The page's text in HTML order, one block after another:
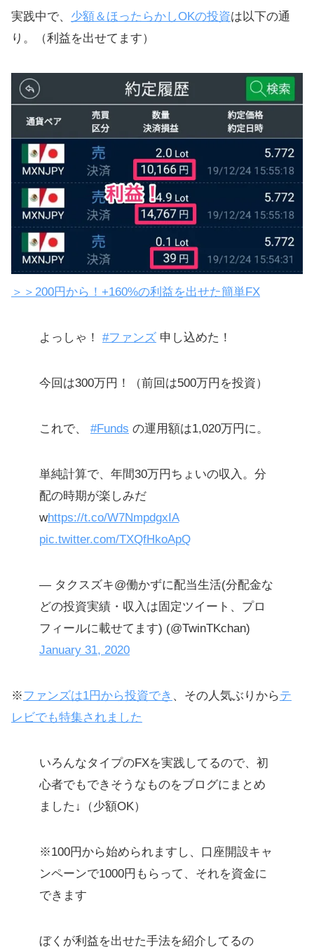
SNS、twitter、SEOを活用するテク
ニック
実践中で、 少額＆ほったらかしOKの投資は以下の通
り。（利益を出せてます）
＞＞200円から！+160%の利益を出せた簡単FX
よっしゃ！ #ファンズ 申し込めた！
今回は300万円！（前回は500万円を投資）
これで、 #Funds の運用額は1,020万円に。
単純計算で、年間30万円ちょいの収入。分
配の時期が楽しみだ
whttps://t.co/W7NmpdgxIA
pic.twitter.com/TXQfHkoApQ
— タクスズキ@働かずに配当生活(分配金な
どの投資実績・収入は固定ツイート、プロ
フィールに載せてます) (@TwinTKchan)
January 31, 2020
※ファンズは1円から投資でき 、その人気ぶりからテ
レビでも特集されました
いろんなタイプのFXを実践してるので、初
心者でもできそうなものをブログにまとめ
ました↓（少額OK）
※100円から始められますし、口座開設キャ
ンペーンで1000円もらって、それを資金に
できます
ぼくが利益を出せた手法を紹介してるの